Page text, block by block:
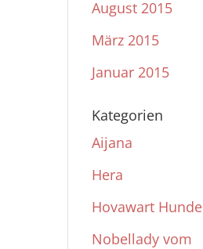
August 2015
März 2015
Januar 2015
Kategorien
Aijana
Hera
Hovawart Hunde
Nobellady vom